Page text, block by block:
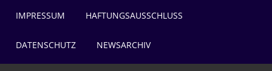
IMPRESSUM HAFTUNGSAUSSCHLUSS
DATENSCHUTZ NEWSARCHIV